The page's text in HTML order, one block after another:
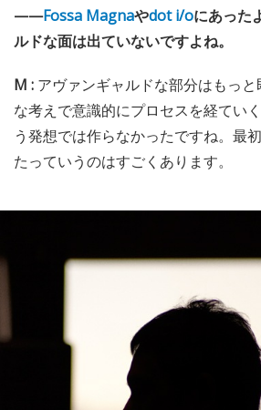
——Fossa Magnaやdot i/oにあった
ルドな面は出ていないですよね。
M : アヴァンギャルドな部分はもっ
な考えで意識的にプロセスを経てい
う発想では作らなかったですね。最
たっていうのはすごくあります。